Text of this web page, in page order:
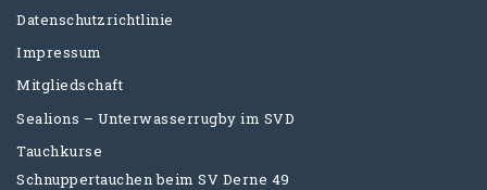
Datenschutzrichtlinie
Impressum
Mitgliedschaft
Sealions – Unterwasserrugby im SVD
Tauchkurse
Schnuppertauchen beim SV Derne 49